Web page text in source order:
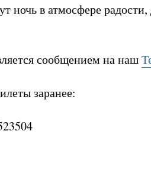
ночь в атмосфере
сообщением на наш
заранее: